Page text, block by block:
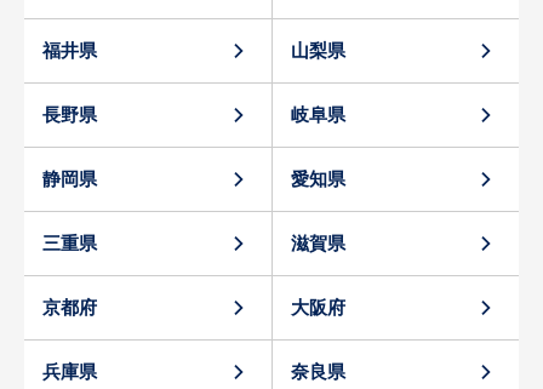
福井県 山梨県
長野県 岐阜県
静岡県 愛知県
三重県 滋賀県
京都府 大阪府
兵庫県 奈良県